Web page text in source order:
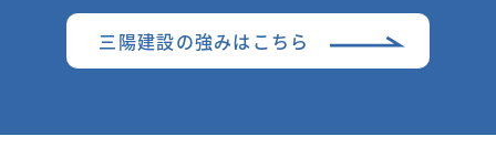
三陽建設の強みはこちら